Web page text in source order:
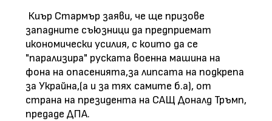
Киър Стармър заяви, че ще призове
западните съюзници да предприемат
икономически усилия, с които да се
"парализира" руската военна машина на
фона на опасенията,за липсата на подкрепа
за Украйна,(а и за тях самите б.а), от
страна на президента на САЩ Доналд Тръмп,
предаде ДПА.